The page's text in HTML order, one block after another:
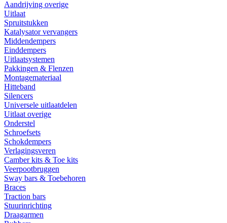
Aandrijving overige
Uitlaat
Spruitstukken
Katalysator vervangers
Middendempers
Einddempers
Uitlaatsystemen
Pakkingen & Flenzen
Montagemateriaal
Hitteband
Silencers
Universele uitlaatdelen
Uitlaat overige
Onderstel
Schroefsets
Schokdempers
Verlagingsveren
Camber kits & Toe kits
Veerpootbruggen
Sway bars & Toebehoren
Braces
Traction bars
Stuurinrichting
Draagarmen